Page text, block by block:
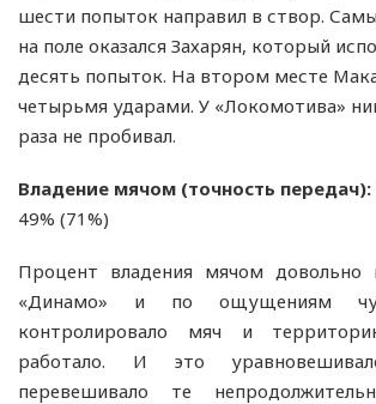
шести попыток направил в створ.
на поле оказался Захарян, который
десять попыток. На втором месте
четырьмя ударами. У «Локомотива»
раза не пробивал.
Владение мячом (точность передач):
49% (71%)
Процент владения мячом довольно
«Динамо» и по ощущениям
контролировало мяч и
работало. И это
перевешивало те